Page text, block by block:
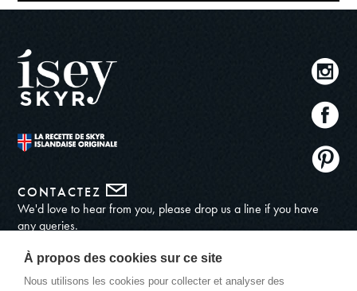
CONTACTEZ
We'd love to hear from you, please drop us a line if you have
any queries.
ADRESSE
548, Boulevard Georges Courteline
À propos des cookies sur ce site
Nous utilisons les cookies pour collecter et analyser des